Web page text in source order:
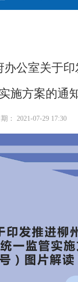
办公室关于
施方案的通
： 2021-07-29 17:30